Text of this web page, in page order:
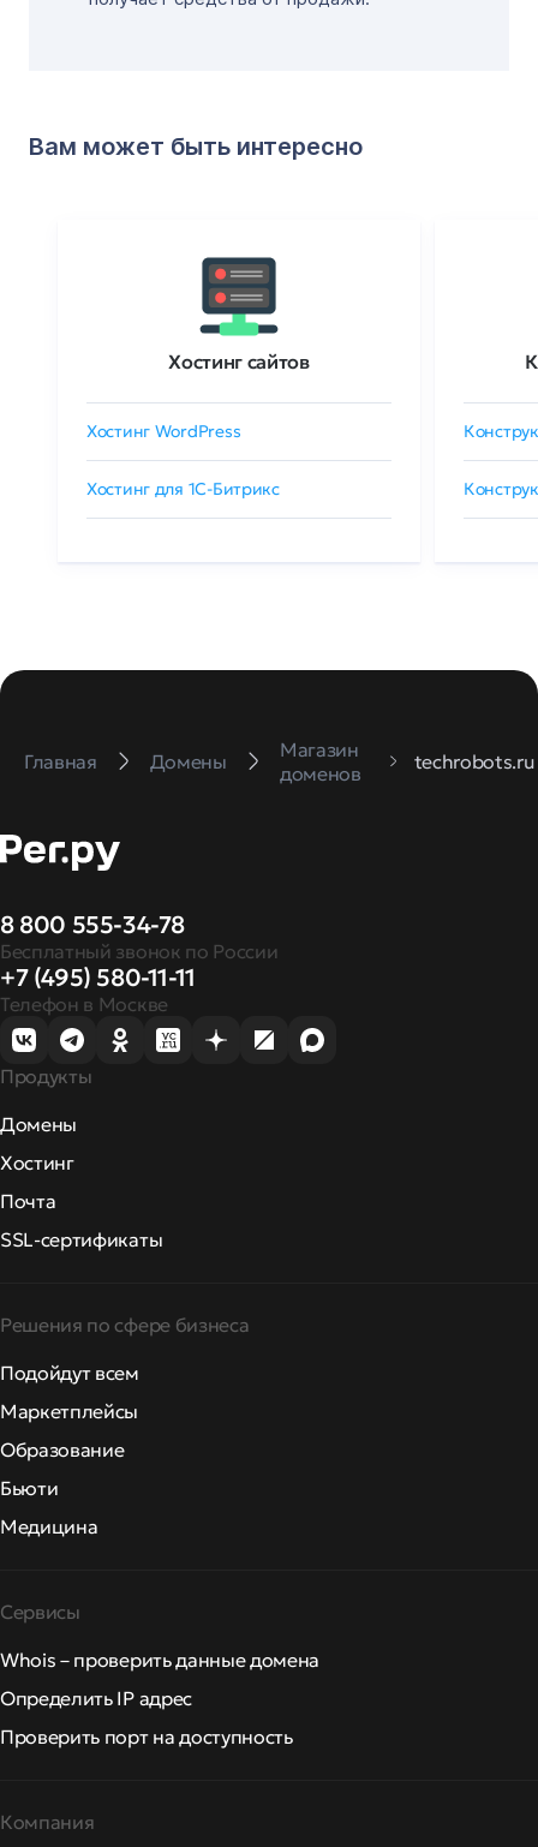
Вам может быть интересно
Хостинг сайтов
Хостинг WordPress
Хостинг для 1C-Битрикс
Главная Домены
Магазин
доменов
techrobots.ru
8 800 555-34-78
Бесплатный звонок по России
+7 (495) 580-11-11
Телефон в Москве
Продукты
Домены
Хостинг
Почта
SSL-сертификаты
Решения по сфере бизнеса
Подойдут всем
Маркетплейсы
Образование
Бьюти
Медицина
Сервисы
Whois – проверить данные домена
Определить IP адрес
Проверить порт на доступность
Компания